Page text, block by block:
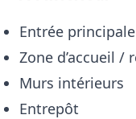
Entrée principale
Zone d’accueil /
Murs intérieurs
Entrepôt